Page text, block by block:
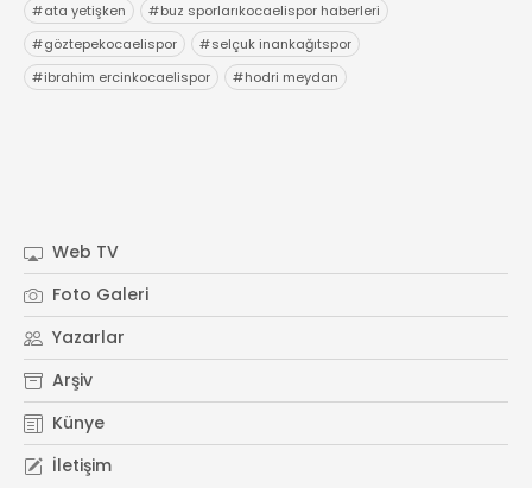
#ata yetişken #buz sporlarıkocaelispor haberleri
#göztepekocaelispor #selçuk inankağıtspor
#ibrahim ercinkocaelispor #hodri meydan
Web TV
Foto Galeri
Yazarlar
Arşiv
Künye
İletişim